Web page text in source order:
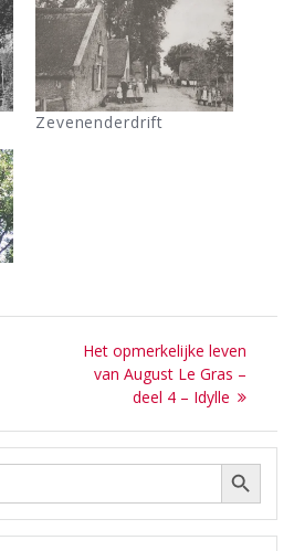
Zevenenderdrift
Next
post:
Het opmerkelijke leven
van August Le Gras –
deel 4 – Idylle
Zoek Zoekknop